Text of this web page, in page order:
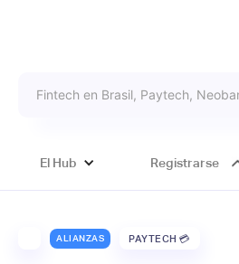
El Hub Registrarse
ALIANZAS PAYTECH 💳